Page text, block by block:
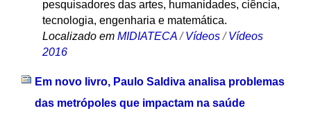
pesquisadores das artes, humanidades, ciência,
tecnologia, engenharia e matemática.
Localizado em MIDIATECA /Vídeos /Vídeos
2016
Em novo livro, Paulo Saldiva analisa problemas
das metrópoles que impactam na saúde